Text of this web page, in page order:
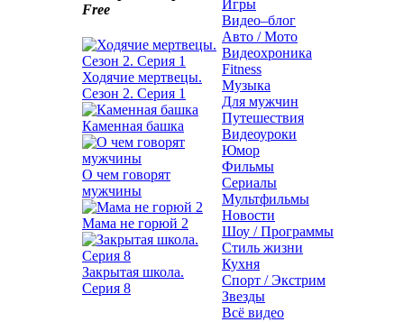
Free
Ходячие мертвецы.
Сезон 2. Серия 1
Каменная башка
О чем говорят
мужчины
Мама не горюй 2
Закрытая школа.
Серия 8
Игры
Видео–блог
Авто / Мото
Видеохроника
Fitness
Музыка
Для мужчин
Путешествия
Видеоуроки
Юмор
Фильмы
Сериалы
Мультфильмы
Новости
Шоу / Программы
Стиль жизни
Кухня
Спорт / Экстрим
Звезды
Всё видео